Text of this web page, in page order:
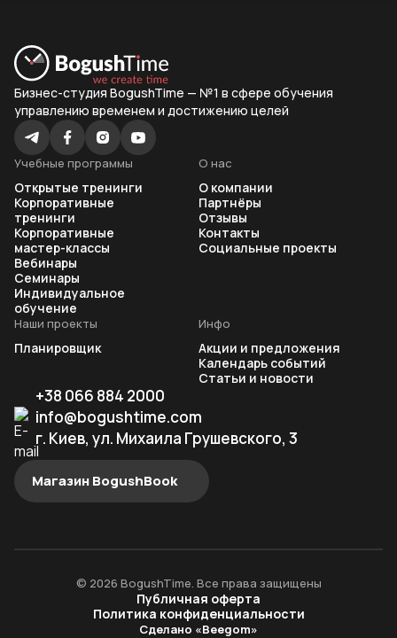
Бизнес-студия BogushTime — №1 в сфере обучения
управлению временем и достижению целей
Учебные программы
Открытые тренинги
Корпоративные
тренинги
Корпоративные
мастер-классы
Вебинары
Семинары
Индивидуальное
обучение
Наши проекты
Планировщик
Инфо
Акции и предложения
Календарь событий
Статьи и новости
О нас
О компании
Партнёры
Отзывы
Контакты
Социальные проекты
+38 066 884 2000
info@bogushtime.com
г. Киев, ул. Михаила Грушевского, 3
Магазин BogushBook
© 2026 BogushTime. Все права защищены
Публичная оферта
Политика конфиденциальности
Сделано «Beegom»